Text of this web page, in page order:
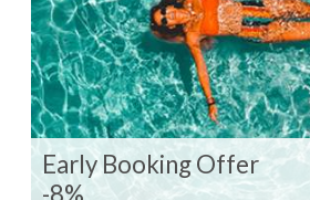
Early Booking Offer
-8%